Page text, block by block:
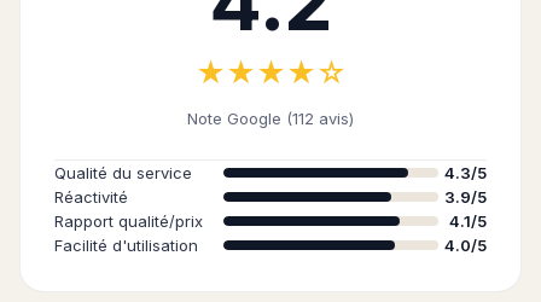
★★★★☆
Note Google (112 avis)
Qualité du service
4.3/5
Réactivité
3.9/5
Rapport qualité/prix
4.1/5
Facilité d'utilisation
4.0/5